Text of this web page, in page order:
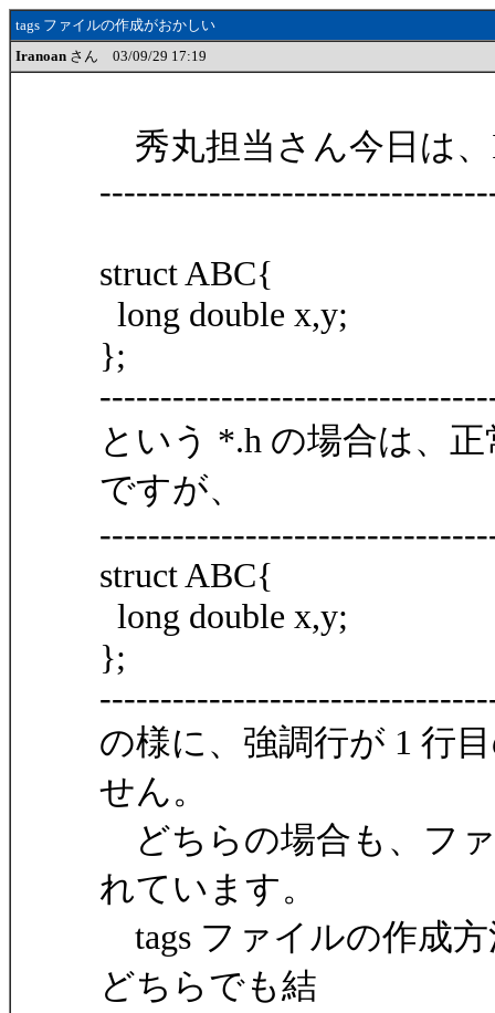
tags ファイルの作成がおかしい
Iranoan さん 03/09/29 17:19
秀丸担当さん今日は、
struct ABC{
long double x,y;
};
という *.h の場合は、
ですが、
struct ABC{
long double x,y;
};
の様に、強調行が 1 行
せん。
どちらの場合も、フ
れています。
tags ファイルの作成
どちらでも結